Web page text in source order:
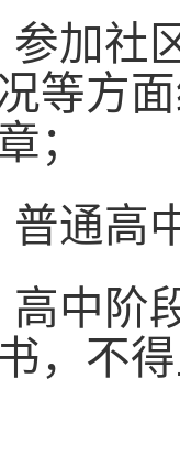
参加社
等方
；
普通高
高中阶
，不